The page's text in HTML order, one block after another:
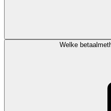
Welke